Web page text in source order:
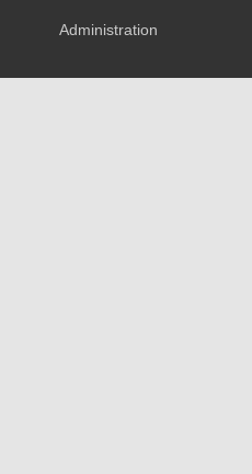
Administration